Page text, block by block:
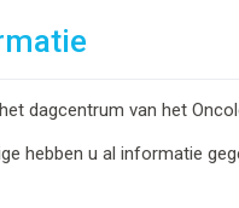
dagcentrum van het
hebben u al informatie